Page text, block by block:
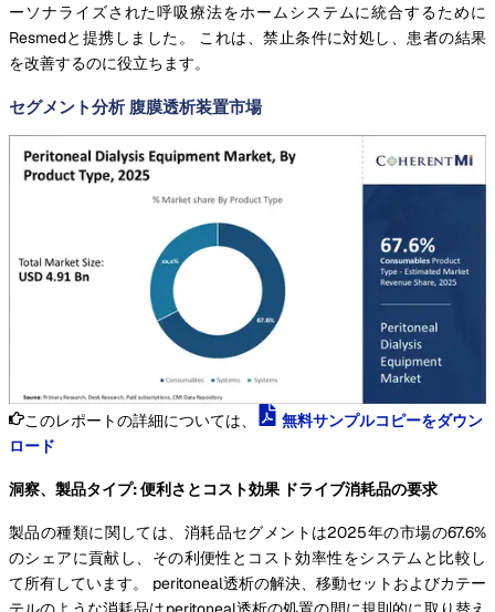
ーソナライズされた呼吸療法をホームシステムに統合するために
Resmedと提携しました。 これは、禁止条件に対処し、患者の結果
を改善するのに役立ちます。
セグメント分析 腹膜透析装置市場
このレポートの詳細については、
無料サンプルコピーをダウン
ロード
洞察、製品タイプ: 便利さとコスト効果 ドライブ消耗品の要求
製品の種類に関しては、消耗品セグメントは2025年の市場の67.6%
のシェアに貢献し、その利便性とコスト効率性をシステムと比較し
て所有しています。 peritoneal透析の解決、移動セットおよびカテー